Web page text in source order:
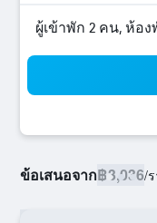
ผู้เข้าพัก 2 คน, ห้อง
ข้อเสนอจาก฿3,036/